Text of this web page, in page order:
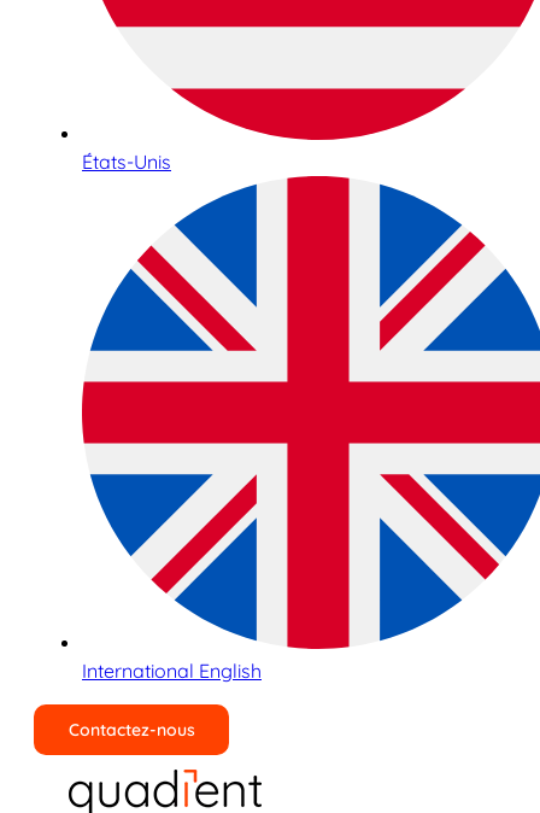
États-Unis
International English
Contactez-nous